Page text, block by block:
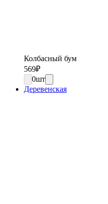
Колбасный бум
569₽
0шт
Деревенская